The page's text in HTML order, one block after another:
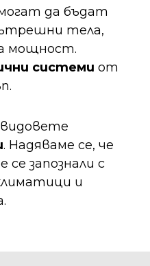
да бъдат
тела,
мощност.
системи от
. Надяваме се, че
запознали с
и